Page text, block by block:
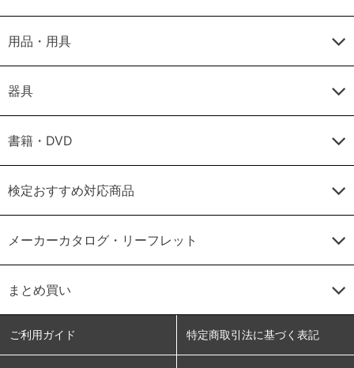
用品・用具
器具
書籍・DVD
検定おすすめ対応商品
メーカーカタログ・リーフレット
まとめ買い
ご利用ガイド 特定商取引法に基づく表記